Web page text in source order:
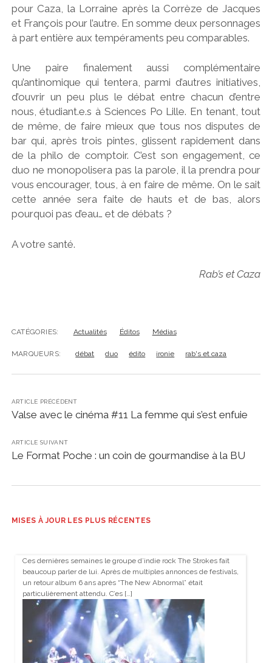
pour Caza, la Lorraine après la Corrèze de Jacques
et François pour l’autre. En somme deux personnages
à part entière aux tempéraments peu comparables.
Une paire finalement aussi complémentaire
qu’antinomique qui tentera, parmi d’autres initiatives,
d’ouvrir un peu plus le débat entre chacun d’entre
nous, étudiant.e.s à Sciences Po Lille. En tenant, tout
de même, de faire mieux que tous nos disputes de
bar qui, après trois pintes, glissent rapidement dans
de la philo de comptoir. C’est son engagement, ce
duo ne monopolisera pas la parole, il la prendra pour
vous encourager, tous, à en faire de même. On le sait
cette année sera faite de hauts et de bas, alors
pourquoi pas d’eau… et de débats ?
A votre santé.
Rab’s et Caza
CATÉGORIES: Actualités Éditos Médias
MARQUEURS: débat duo édito ironie rab's et caza
ARTICLE PRÉCÉDENT
Valse avec le cinéma #11 La femme qui s’est enfuie
ARTICLE SUIVANT
Le Format Poche : un coin de gourmandise à la BU
MISES À JOUR LES PLUS RÉCENTES
Ces dernières semaines le groupe d’indie rock The Strokes fait
beaucoup parler de lui. Après de multiples annonces de festivals,
un retour album 6 ans après “The New Abnormal” était
particulièrement attendu. C’es […]